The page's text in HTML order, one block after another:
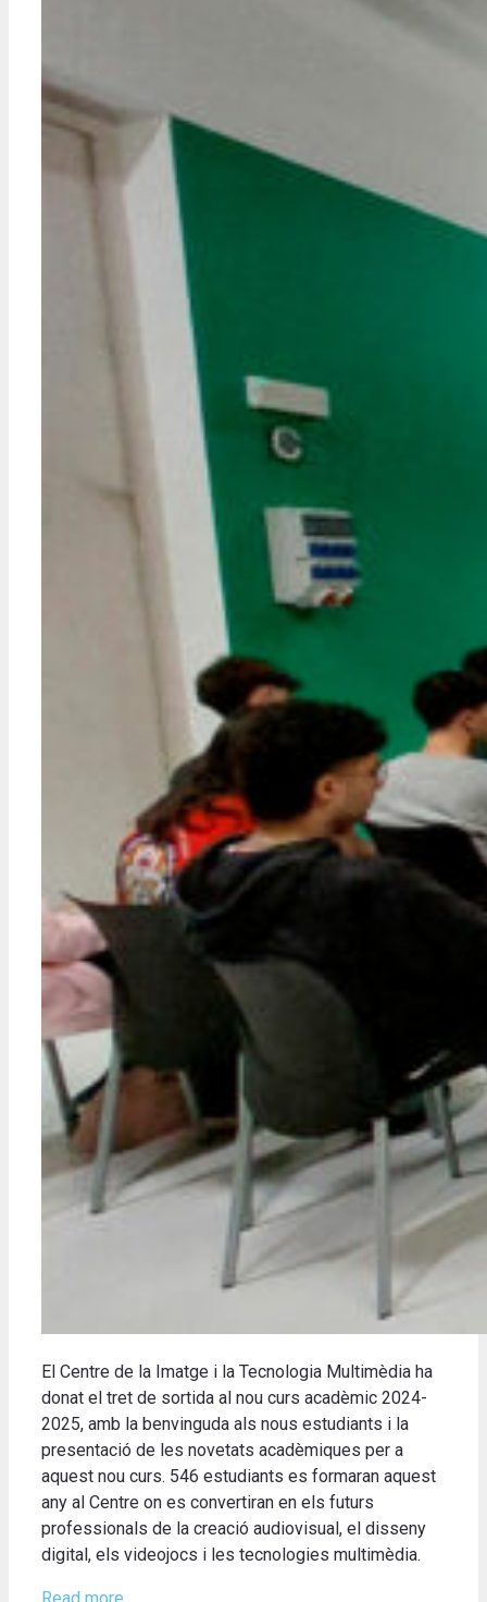
El Centre de la Imatge i la Tecnologia Multimèdia ha
donat el tret de sortida al nou curs acadèmic 2024-
2025, amb la benvinguda als nous estudiants i la
presentació de les novetats acadèmiques per a
aquest nou curs. 546 estudiants es formaran aquest
any al Centre on es convertiran en els futurs
professionals de la creació audiovisual, el disseny
digital, els videojocs i les tecnologies multimèdia.